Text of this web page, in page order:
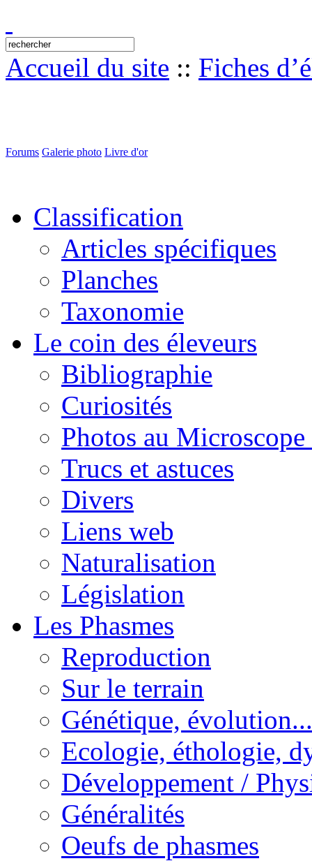
Accueil du site :: Fiches
Forums Galerie photo Livre d'or
Classification
Articles spécifiques
Planches
Taxonomie
Le coin des éleveurs
Bibliographie
Curiosités
Photos au
Trucs et astuces
Divers
Liens web
Naturalisation
Législation
Les Phasmes
Reproduction
Sur le terrain
Génétique, évolution...
Ecologie, éthologie,
Développement /
Généralités
Oeufs de phasmes